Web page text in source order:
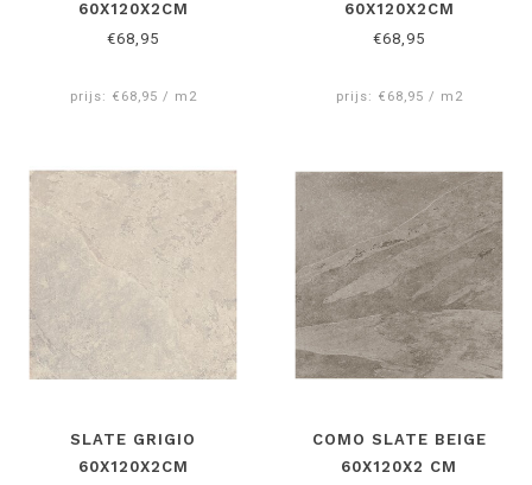
60X120X2CM
€68,95
prijs: €68,95 / m2
60X120X2CM
€68,95
prijs: €68,95 / m2
SLATE GRIGIO
60X120X2CM
COMO SLATE BEIGE
60X120X2 CM